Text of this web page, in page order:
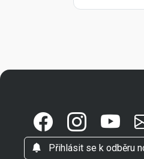
Přihlásit se k odběru